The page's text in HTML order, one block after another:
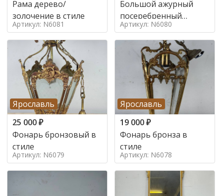
Рама дерево/
золочение в стиле
Артикул: N6081
Большой ажурный
посеребренный
поднос в стиле
Артикул: N6080
Ярославль
25 000₽
Фонарь бронзовый в
стиле
Артикул: N6079
Ярославль
19 000₽
Фонарь бронза в
стиле
Артикул: N6078